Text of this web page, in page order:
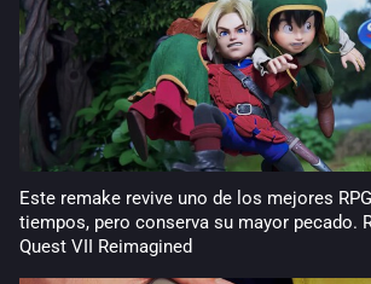
Este remake revive uno de los mejores
tiempos, pero conserva su mayor pecado.
Quest VII Reimagined